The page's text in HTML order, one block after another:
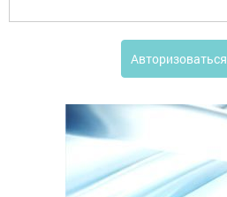
Авторизоваться